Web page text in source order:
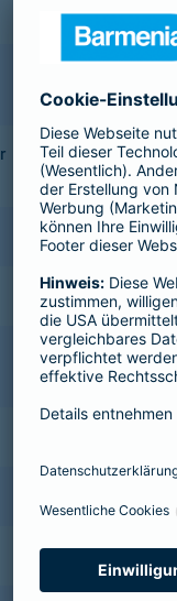
nicht
nicht
nicht
nicht